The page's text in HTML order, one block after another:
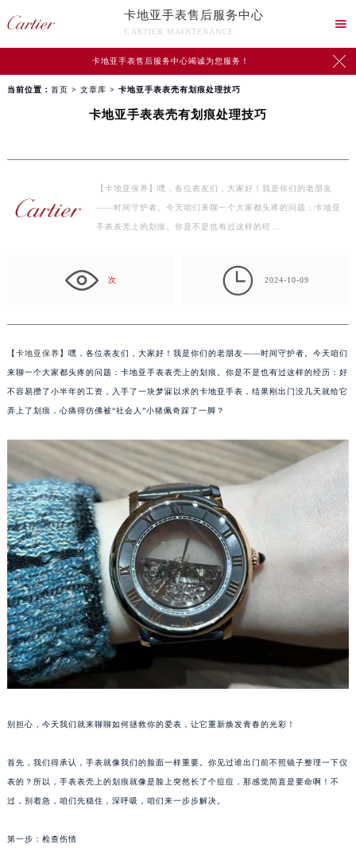
卡地亚手表售后服务中心
CARTIER MAINTENANCE

卡地亚手表售后服务中心竭诚为您服务！ 
当前位置： 首页 > 文章库 > 卡地亚手表表壳有划痕处理技巧
卡地亚手表表壳有划痕处理技巧
【卡地亚保养】嘿，各位表友们，大家好！我是你们的老朋友
——时间守护者。今天咱们来聊一个大家都头疼的问题：卡地亚
手表表壳上的划痕。你是不是也有过这样的经…
次  2024-10-09
【卡地亚保养】嘿，各位表友们，大家好！我是你们的老朋友——时间守护者。今天咱们
来聊一个大家都头疼的问题：卡地亚手表表壳上的划痕。你是不是也有过这样的经历：好
不容易攒了小半年的工资，入手了一块梦寐以求的卡地亚手表，结果刚出门没几天就给它
弄上了划痕，心痛得仿佛被“社会人”小猪佩奇踩了一脚？
别担心，今天我们就来聊聊如何拯救你的爱表，让它重新焕发青春的光彩！
首先，我们得承认，手表就像我们的脸面一样重要。你见过谁出门前不照镜子整理一下仪
表的？所以，手表表壳上的划痕就像是脸上突然长了个痘痘，那感觉简直是要命啊！不
过，别着急，咱们先稳住，深呼吸，咱们来一步步解决。
第一步：检查伤情